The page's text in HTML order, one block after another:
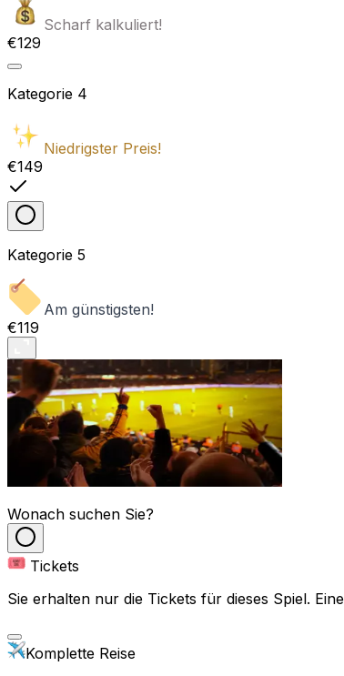
Scharf kalkuliert!
€129
Kategorie 4
Niedrigster Preis!
€149
Kategorie 5
Am günstigsten!
€119
Wonach suchen Sie?
Tickets
Sie erhalten nur die Tickets für dieses Spiel.
Komplette Reise